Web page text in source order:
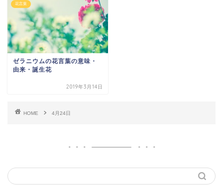
花言葉
ゼラニウムの花言葉の意味・
由来・誕生花
2019年3月14日
HOME 4月24日